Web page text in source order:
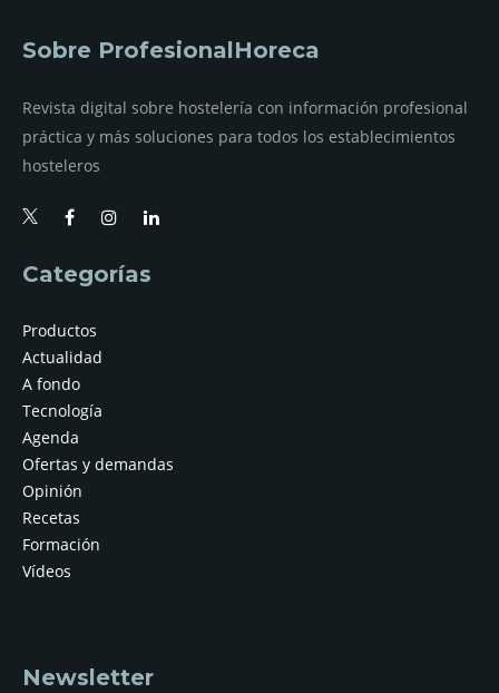
Sobre ProfesionalHoreca
Revista digital sobre hostelería con información profesional
práctica y más soluciones para todos los establecimientos
hosteleros
Categorías
Productos
Actualidad
A fondo
Tecnología
Agenda
Ofertas y demandas
Opinión
Recetas
Formación
Vídeos
Newsletter